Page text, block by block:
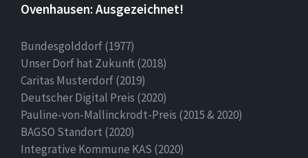
Ovenhausen: Ausgezeichnet!
Bundesgolddorf (1977)
Unser Dorf hat Zukunft (2018)
Caritas Musterdorf (2019)
Deutscher Digital Preis (2020)
Pauline-von-Mallinckrodt-Preis (2015 & 2020)
BAGSO Standort (2020)
Integrative Kommune KAS (2020)